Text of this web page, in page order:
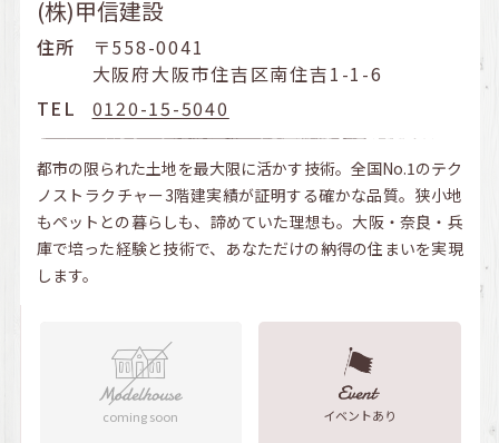
(株)甲信建設
住所
〒558-0041
大阪府大阪市住吉区南住吉1-1-6
TEL
0120-15-5040
都市の限られた土地を最大限に活かす技術。全国No.1のテク
ノストラクチャー3階建実績が証明する確かな品質。狭小地
もペットとの暮らしも、諦めていた理想も。大阪・奈良・兵
庫で培った経験と技術で、あなただけの納得の住まいを実現
します。
coming soon イベントあり